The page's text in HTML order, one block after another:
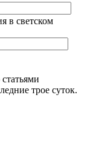
в светском
трое суток.